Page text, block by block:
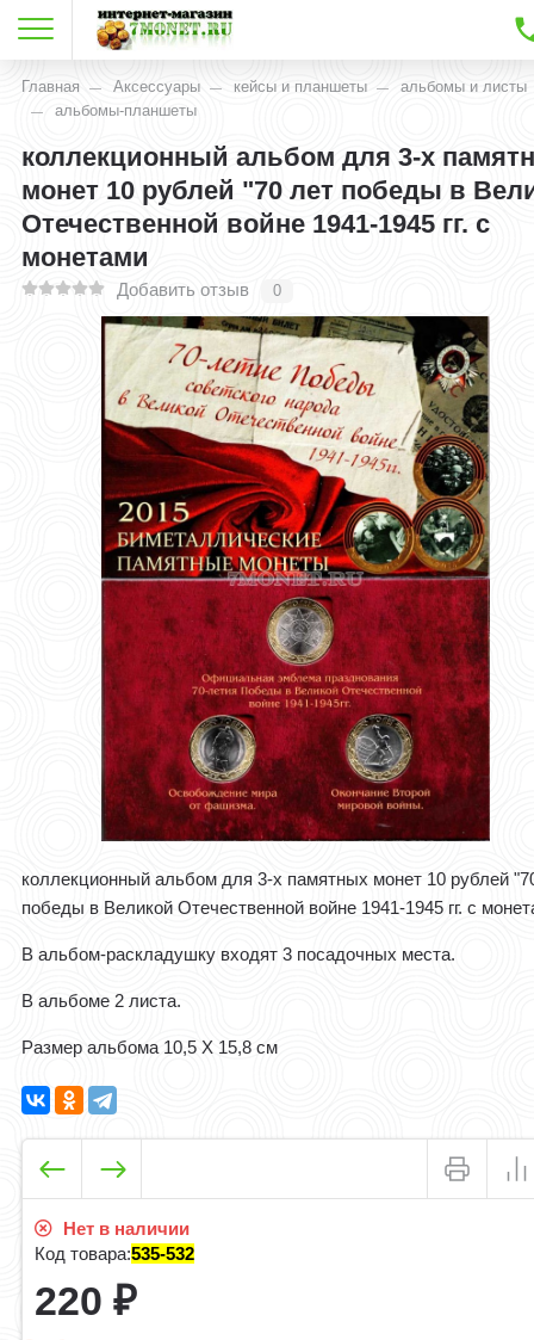
Главная Аксессуары кейсы и планшеты
альбомы и листы
альбомы-планшеты
коллекционный альбом для 3-х
монет 10 рублей "70 лет победы в
Отечественной войне 1941-1945 гг. с
монетами
Добавить отзыв 0
коллекционный альбом для 3-х памятных монет 10 рублей
победы в Великой Отечественной войне 1941-1945 гг. с
В альбом-раскладушку входят 3 посадочных места.
В альбоме 2 листа.
Размер альбома 10,5 Х 15,8 см
Нет в наличии
Код товара:535-532
220₽